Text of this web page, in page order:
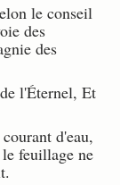
le conseil
des
des
l'Éternel, Et
d'eau,
feuillage ne